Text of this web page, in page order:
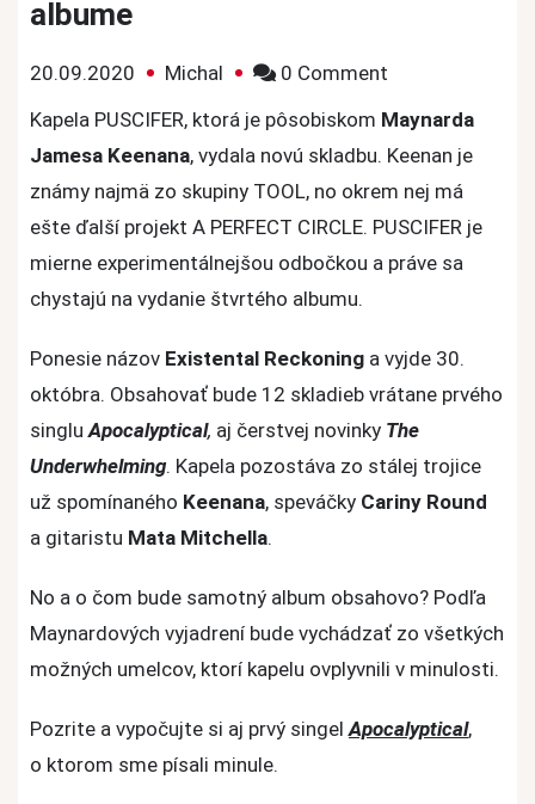
albume
20.09.2020 Michal 0 Comment
novým
singlom
aj
informáciami
albume
Kapela PUSCIFER, ktorá je pôsobiskom Maynarda
Jamesa Keenana, vydala novú skladbu. Keenan je
známy najmä zo skupiny TOOL, no okrem nej má
ešte ďalší projekt A PERFECT CIRCLE. PUSCIFER je
mierne experimentálnejšou odbočkou a práve sa
chystajú na vydanie štvrtého albumu.
Ponesie názov Existental Reckoning a vyjde 30.
októbra. Obsahovať bude 12 skladieb vrátane prvého
singluApocalyptical, aj čerstvej novinky The
Underwhelming. Kapela pozostáva zo stálej trojice
už spomínaného Keenana, speváčky Cariny Round
a gitaristu Mata Mitchella.
No a o čom bude samotný album obsahovo? Podľa
Maynardových vyjadrení bude vychádzať zo všetkých
možných umelcov, ktorí kapelu ovplyvnili v minulosti.
Pozrite a vypočujte si aj prvý singelApocalyptical,
o ktorom sme písali minule.